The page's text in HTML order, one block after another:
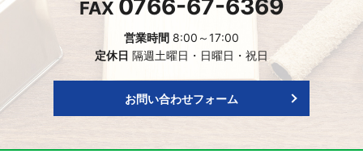
FAX 0766-67-6369
営業時間 8:00～17:00
定休日 隔週土曜日・日曜日・祝日
お問い合わせフォーム